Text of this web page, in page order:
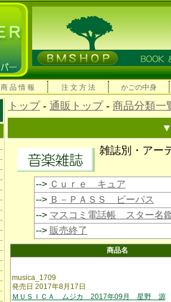
商 品 情 報 注 文 方 法 かごの中身
トップ- 通販トップ- 商品分類一
雑誌別・アー
--> Ｃｕｒｅ キュア
--> Ｂ－ＰＡＳＳ ビーパス
--> マスコミ電話帳 スター名
--> 販売終了
商品名
musica_1709
発売日 2017年8月17日
ＭＵＳＩＣＡ ムジカ 2017年09月 星野 源